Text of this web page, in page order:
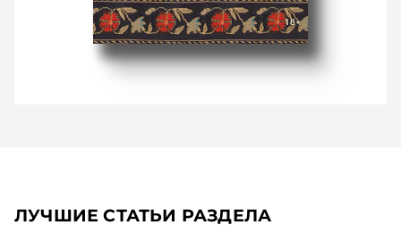
ЛУЧШИЕ СТАТЬИ РАЗДЕЛА